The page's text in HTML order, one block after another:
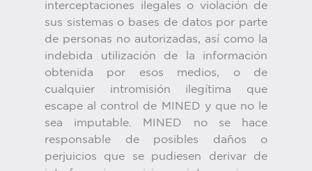
interceptaciones ilegales o violación de
sus sistemas o bases de datos por parte
de personas no autorizadas, así como la
indebida utilización de la información
obtenida por esos medios, o de
cualquier intromisión ilegítima que
escape al control de MINED y que no le
sea imputable. MINED no se hace
responsable de posibles daños o
perjuicios que se pudiesen derivar de